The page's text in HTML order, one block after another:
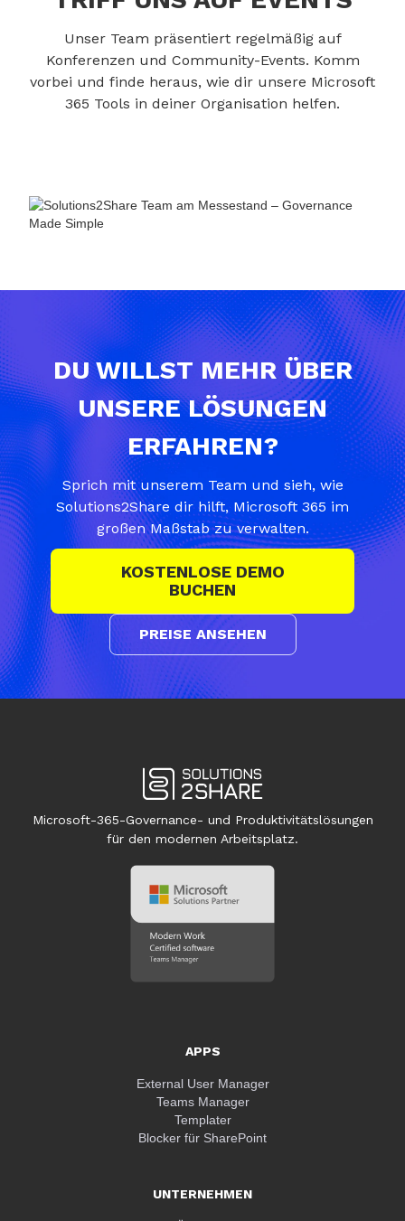
Unser Team präsentiert regelmäßig auf
Konferenzen und Community-Events. Komm
vorbei und finde heraus, wie dir unsere Microsoft
365 Tools in deiner Organisation helfen.
DU WILLST MEHR ÜBER
UNSERE LÖSUNGEN
ERFAHREN?
Sprich mit unserem Team und sieh, wie
Solutions2Share dir hilft, Microsoft 365 im
großen Maßstab zu verwalten.
KOSTENLOSE DEMO
BUCHEN
PREISE ANSEHEN
Microsoft-365-Governance- und Produktivitätslösungen
für den modernen Arbeitsplatz.
APPS
External User Manager
Teams Manager
Templater
Blocker für SharePoint
UNTERNEHMEN